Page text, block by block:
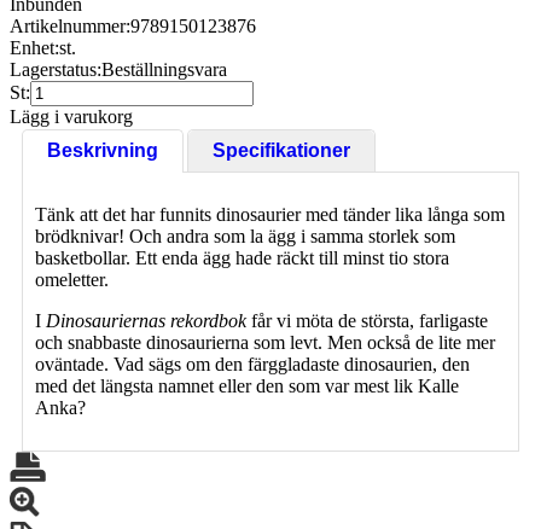
Artikelnummer:9789150123876
Enhet:st.
Lagerstatus:Beställningsvara
St:
Lägg i varukorg
Beskrivning
Specifikationer
Tänk att det har funnits dinosaurier med tänder lika långa som
brödknivar! Och andra som la ägg i samma storlek som
basketbollar. Ett enda ägg hade räckt till minst tio stora
omeletter.
I Dinosauriernas rekordbokfår vi möta de största, farligaste
och snabbaste dinosaurierna som levt. Men också de lite mer
oväntade. Vad sägs om den färggladaste dinosaurien, den
med det längsta namnet eller den som var mest lik Kalle
Anka?